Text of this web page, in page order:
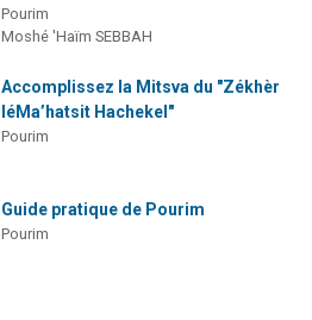
Pourim
Moshé 'Haïm SEBBAH
Accomplissez la Mitsva du "Zékhèr
léMa’hatsit Hachekel"
Pourim
Guide pratique de Pourim
Pourim